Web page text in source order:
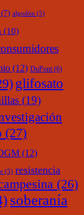
(7) algodón (5)
(10)
(12) DuPont (6)
glifosato
(19)
(27)
(12)
(5) resistencia
(26)
soberanía